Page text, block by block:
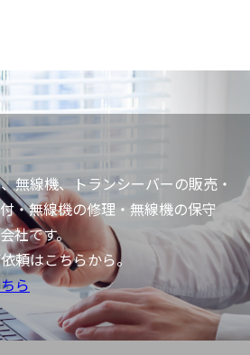
無線機、トランシーバーの販売・
・無線機の修理・無線機の保守
社です。
頼はこちらから。
ら